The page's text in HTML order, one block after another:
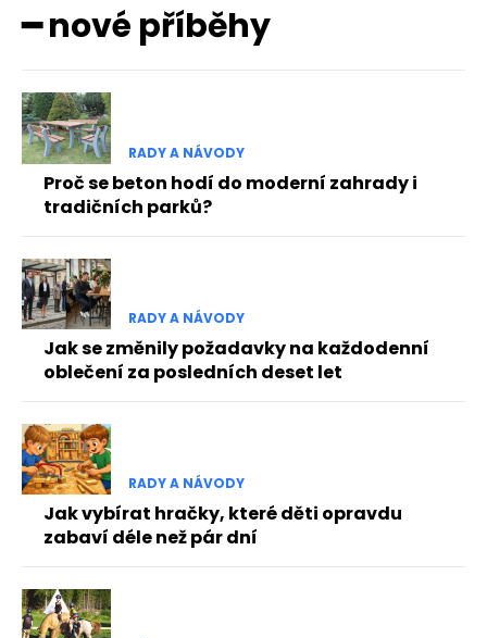
━ nové příběhy
RADY A NÁVODY
Proč se beton hodí do moderní zahrady i
tradičních parků?
RADY A NÁVODY
Jak se změnily požadavky na každodenní
oblečení za posledních deset let
RADY A NÁVODY
Jak vybírat hračky, které děti opravdu
zabaví déle než pár dní